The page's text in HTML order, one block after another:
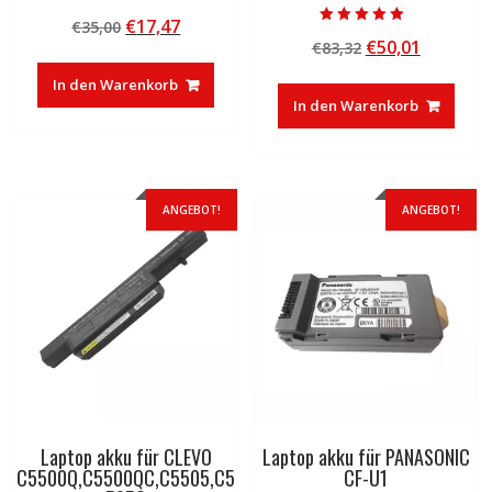
5.00
von 5
€35,00 Ursprünglicher
war:
€35,00
€17,47Aktueller
ist:
€17,47.
In den Warenkorb
4.50
von 5
€83,32 Ursprünglicher
war:
€83,32
€50,01
ist:
€50,01.
In den Warenkorb
ANGEBOT!
Laptop akku für CLEVO
C5500Q,C5500QC,C5505,C5
ANGEBOT!
Laptop akku für PANASONIC
CF-U1